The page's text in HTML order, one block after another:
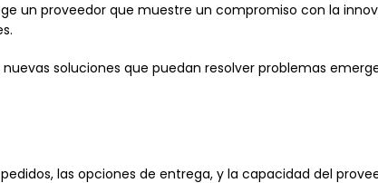
un proveedor que muestre un compromiso con la
soluciones que puedan resolver problemas
las opciones de entrega, y la capacidad del